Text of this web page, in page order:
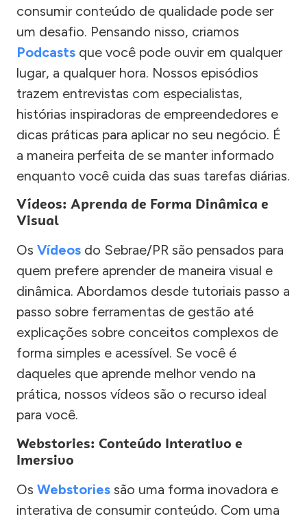
consumir conteúdo de qualidade pode ser
um desafio. Pensando nisso, criamos
Podcasts que você pode ouvir em qualquer
lugar, a qualquer hora. Nossos episódios
trazem entrevistas com especialistas,
histórias inspiradoras de empreendedores e
dicas práticas para aplicar no seu negócio. É
a maneira perfeita de se manter informado
enquanto você cuida das suas tarefas diárias.
Vídeos: Aprenda de Forma Dinâmica e
Visual
Os Vídeos do Sebrae/PR são pensados para
quem prefere aprender de maneira visual e
dinâmica. Abordamos desde tutoriais passo a
passo sobre ferramentas de gestão até
explicações sobre conceitos complexos de
forma simples e acessível. Se você é
daqueles que aprende melhor vendo na
prática, nossos vídeos são o recurso ideal
para você.
Webstories: Conteúdo Interativo e
Imersivo
Os Webstories são uma forma inovadora e
interativa de consumir conteúdo. Com uma